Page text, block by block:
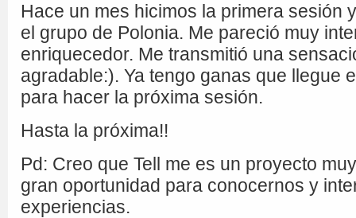
Hace un mes hicimos la primera sesión
el grupo de Polonia. Me pareció muy
enriquecedor. Me transmitió una
agradable:). Ya tengo ganas que llegue
para hacer la próxima sesión.
Hasta la próxima!!
Pd: Creo que Tell me es un proyecto
gran oportunidad para conocernos y
experiencias.